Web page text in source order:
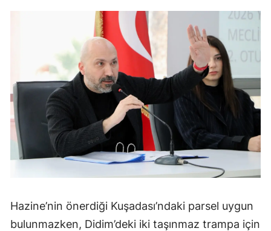
Hazine’nin önerdiği Kuşadası’ndaki parsel uygun
bulunmazken, Didim’deki iki taşınmaz trampa için